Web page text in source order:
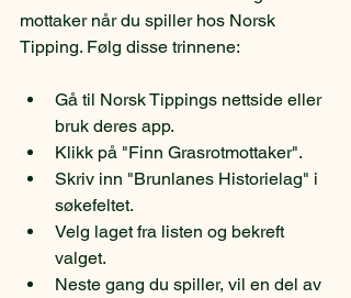
mottaker når du spiller hos Norsk
Tipping. Følg disse trinnene:
Gå til Norsk Tippings nettside eller
bruk deres app.
Klikk på "Finn Grasrotmottaker".
Skriv inn "Brunlanes Historielag" i
søkefeltet.
Velg laget fra listen og bekreft
valget.
Neste gang du spiller, vil en del av